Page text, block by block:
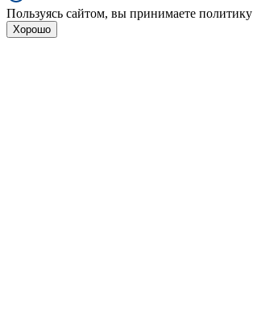
Пользуясь сайтом, вы принимаете политику
Хорошо